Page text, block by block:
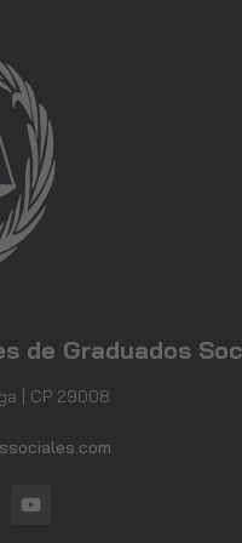
de Graduados
| CP 29008
Para que
nuestra web
funcione lo
mejor posible
durante tu
visita. Si
rechaza estas
cookies,
de la web.
Al compartir tus
comportamiento
mientras visitas